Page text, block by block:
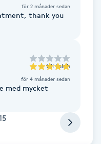
för 2 månader sedan
thank you
till Laleh
för 4 månader sedan
med mycket